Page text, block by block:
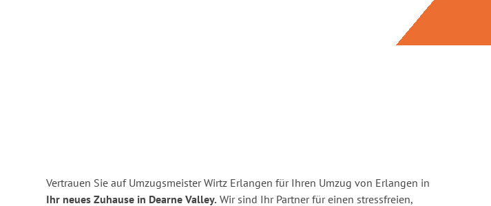
Vertrauen Sie auf Umzugsmeister Wirtz Erlangen für Ihren Umzug von Erlangen in
Ihr neues Zuhause in Dearne Valley. Wir sind Ihr Partner für einen stressfreien,